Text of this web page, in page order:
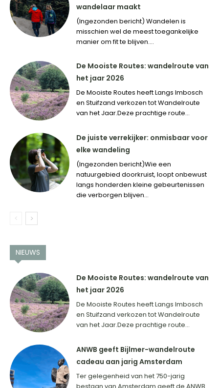
wandelaar maakt
(Ingezonden bericht) Wandelen is
misschien wel de meest toegankelijke
manier om fit te blijven....
De Mooiste Routes: wandelroute van
het jaar 2026
De Mooiste Routes heeft Langs Imbosch
en Stuifzand verkozen tot Wandelroute
van het Jaar.Deze prachtige route...
De juiste verrekijker: onmisbaar voor
elke wandeling
(Ingezonden bericht)Wie een
natuurgebied doorkruist, loopt onbewust
langs honderden kleine gebeurtenissen
die verborgen blijven...
NIEUWS
De Mooiste Routes: wandelroute van
het jaar 2026
De Mooiste Routes heeft Langs Imbosch
en Stuifzand verkozen tot Wandelroute
van het Jaar.Deze prachtige route...
ANWB geeft Bijlmer-wandelroute
cadeau aan jarig Amsterdam
Ter gelegenheid van het 750-jarig